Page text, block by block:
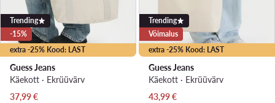
extra -25% Kood: LAST
Trending
-15%
Guess Jeans
Käekott · Ekrüüvärv
Praegune hind
37,99€
extra -25% Kood: LAST
Trending
Võimalus
Guess Jeans
Käekott · Ekrüüvärv
Praegune hind
43,99€